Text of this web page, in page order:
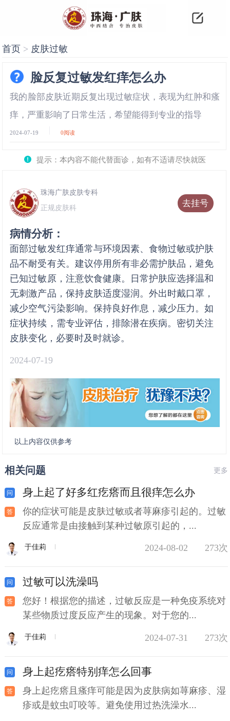
首页 > 皮肤过敏
脸反复过敏发红痒怎么办
我的脸部皮肤近期反复出现过敏症状，表现为红肿和瘙
痒，严重影响了日常生活，希望能得到专业的指导
2024-07-19 0阅读
提示：本内容不能代替面诊，如有不适请尽快就医
去挂号
珠海广肤皮肤专科
正规皮肤科
病情分析：
面部过敏发红痒通常与环境因素、食物过敏或护肤
品不耐受有关。建议停用所有非必需护肤品，避免
已知过敏原，注意饮食健康。日常护肤应选择温和
无刺激产品，保持皮肤适度湿润。外出时戴口罩，
减少空气污染影响。保持良好作息，减少压力。如
症状持续，需专业评估，排除潜在疾病。密切关注
皮肤变化，必要时及时就诊。
2024-07-19
以上内容仅供参考
相关问题 更多
身上起了好多红疙瘩而且很痒怎么办
你的症状可能是皮肤过敏或者荨麻疹引起的。过敏
反应通常是由接触到某种过敏原引起的，...
于佳莉 2024-08-02 273次
过敏可以洗澡吗
您好！根据您的描述，过敏反应是一种免疫系统对
某些物质过度反应产生的现象。对于您的...
于佳莉 2024-07-31 273次
身上起疙瘩特别痒怎么回事
身上起疙瘩且瘙痒可能是因为皮肤病如荨麻疹、湿
疹或是蚊虫叮咬等。避免使用过热洗澡水...